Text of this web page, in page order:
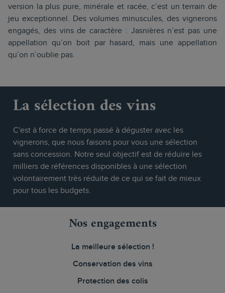
version la plus pure, minérale et racée, c’est un terrain de
jeu exceptionnel. Des volumes minuscules, des vignerons
engagés, des vins de caractère : Jasnières n’est pas une
appellation qu’on boit par hasard, mais une appellation
qu’on n’oublie pas.
La sélection des vins
C'est à force de temps passé à déguster avec les
vignerons, que nous faisons pour vous une sélection
sans concession. Notre seul objectif est de réduire les
milliers de références disponibles à une sélection
volontairement très réduite de ce qui se fait de mieux
pour tous les budgets.
Nos engagements
La meilleure sélection !
Conservation des vins
Protection des colis